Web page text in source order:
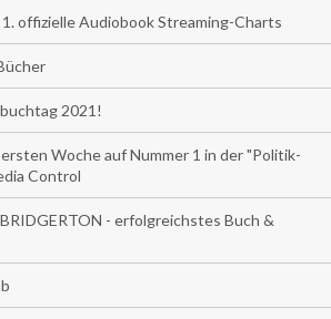
offizielle Audiobook Streaming-Charts
2021!
Woche auf Nummer 1 in der "Politik-
Control
- erfolgreichstes Buch &